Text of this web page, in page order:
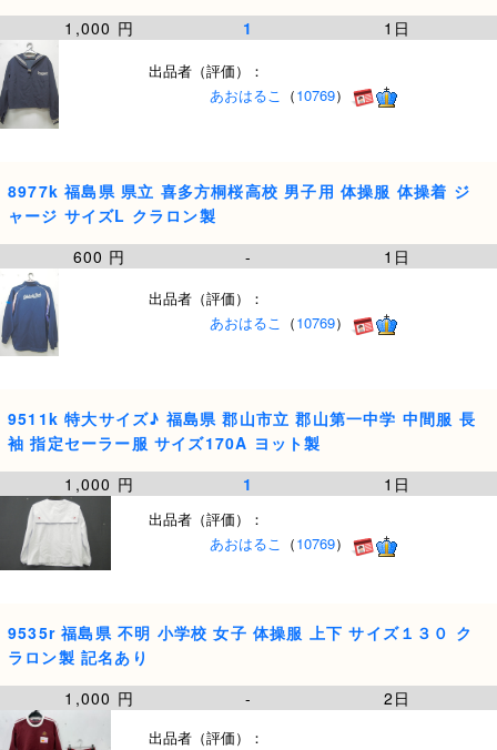
1,000 円
1 1日
出品者（評価）：
あおはるこ （10769）
8977k 福島県 県立 喜多方桐桜高校 男子用 体操服 体操着 ジ
ャージ サイズL クラロン製
600 円
- 1日
出品者（評価）：
あおはるこ （10769）
9511k 特大サイズ♪ 福島県 郡山市立 郡山第一中学 中間服 長
袖 指定セーラー服 サイズ170A ヨット製
1,000 円
1 1日
出品者（評価）：
あおはるこ （10769）
9535r 福島県 不明 小学校 女子 体操服 上下 サイズ１３０ ク
ラロン製 記名あり
1,000 円
- 2日
出品者（評価）：